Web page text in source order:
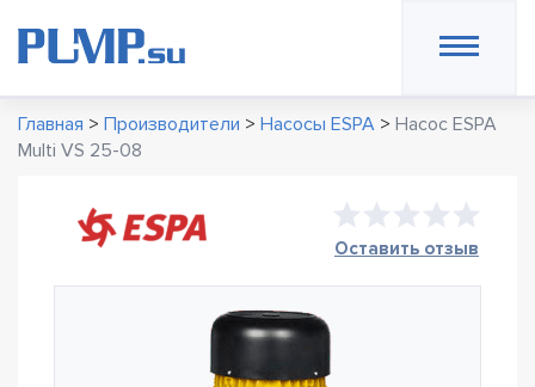
Главная > Производители > Насосы ESPA > Насос ESPA
Multi VS 25-08
Оставить отзыв